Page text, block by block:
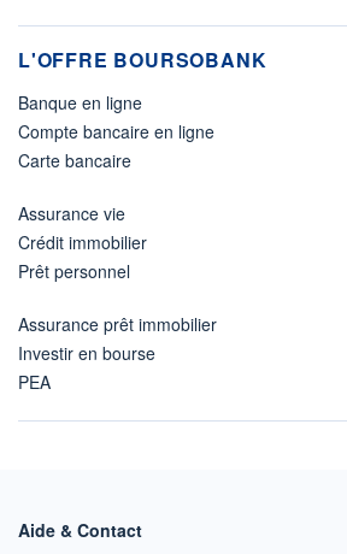
L'OFFRE BOURSOBANK
Banque en ligne
Compte bancaire en ligne
Carte bancaire
Assurance vie
Crédit immobilier
Prêt personnel
Assurance prêt immobilier
Investir en bourse
PEA
Aide & Contact